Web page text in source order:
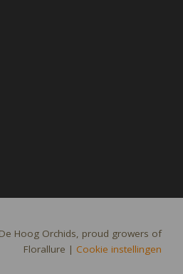
Hoog Orchids, proud growers of
Florallure | Cookie instellingen